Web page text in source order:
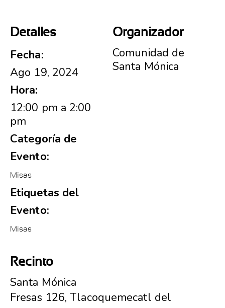
Detalles
Fecha:
Ago 19, 2024
Hora:
12:00 pm a 2:00
pm
Categoría de
Evento:
Misas
Etiquetas del
Evento:
Misas
Organizador
Comunidad de
Santa Mónica
Recinto
Santa Mónica
Fresas 126, Tlacoquemecatl del